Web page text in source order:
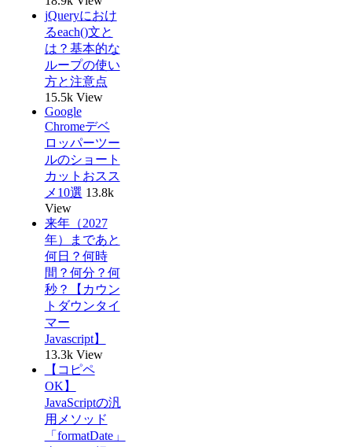
jQueryにおけ
るeach()文と
は？基本的な
ループの使い
方と注意点
15.5k View
Google
Chromeデベ
ロッパーツー
ルのショート
カットおスス
メ10選 13.8k
View
来年（2027
年）まであと
何日？何時
間？何分？何
秒？【カウン
トダウンタイ
マー
Javascript】
13.3k View
【コピペ
OK】
JavaScriptの汎
用メソッド
「formatDate」